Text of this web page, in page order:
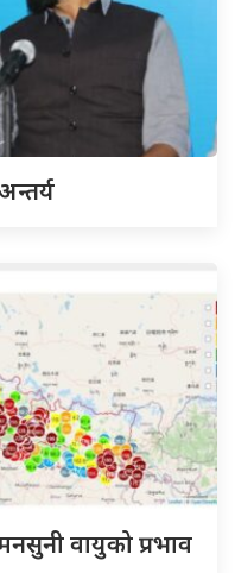
वायुको प्रभाव